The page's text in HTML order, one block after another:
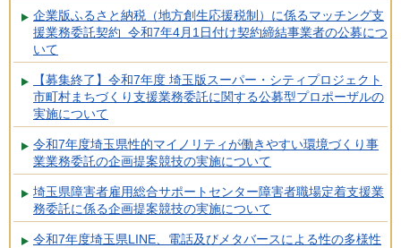
企業版ふるさと納税（地方創生応援税制）に係るマッチング支
援業務委託契約 令和7年4月1日付け契約締結事業者の公募につ
いて
【募集終了】令和7年度 埼玉版スーパー・シティプロジェクト
市町村まちづくり支援業務委託に関する公募型プロポーザルの
実施について
令和7年度埼玉県性的マイノリティが働きやすい環境づくり事
業業務委託の企画提案競技の実施について
埼玉県障害者雇用総合サポートセンター障害者職場定着支援業
務委託に係る企画提案競技の実施について
令和7年度埼玉県LINE、電話及びメタバースによる性の多様性